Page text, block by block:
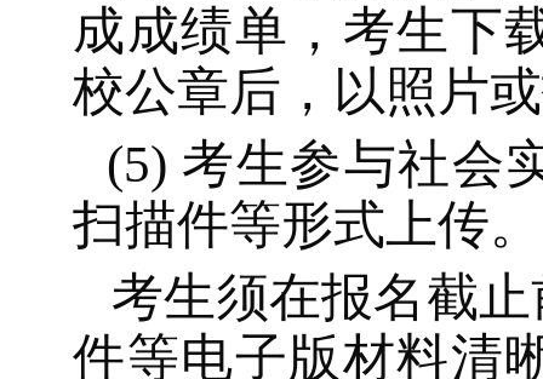
成成绩单， 考生下
校公章后 ，以照片
(5) 考生参与社会
扫描件等形式上传。
考生须在报名截
件等电子版材料清